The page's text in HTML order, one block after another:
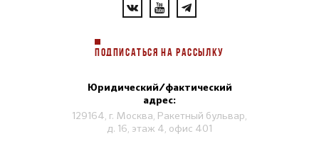
ПОДПИСАТЬСЯ НА РАССЫЛКУ
Юридический/фактический
адрес:
129164, г. Москва, Ракетный бульвар,
д. 16, этаж 4, офис 401